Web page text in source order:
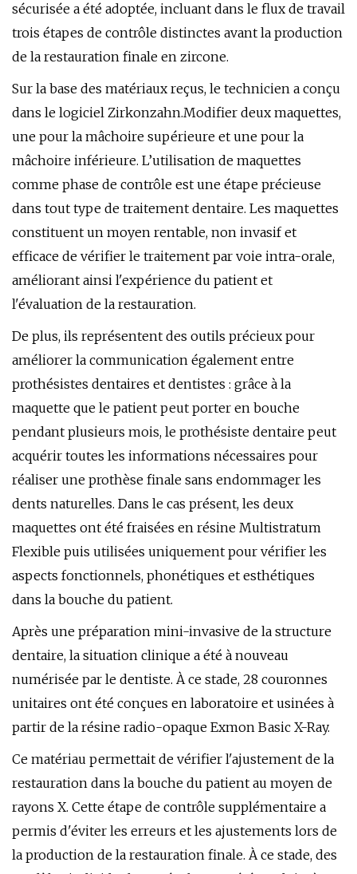
sécurisée a été adoptée, incluant dans le flux de travail
trois étapes de contrôle distinctes avant la production
de la restauration finale en zircone.
Sur la base des matériaux reçus, le technicien a conçu
dans le logiciel Zirkonzahn.Modifier deux maquettes,
une pour la mâchoire supérieure et une pour la
mâchoire inférieure. L’utilisation de maquettes
comme phase de contrôle est une étape précieuse
dans tout type de traitement dentaire. Les maquettes
constituent un moyen rentable, non invasif et
efficace de vérifier le traitement par voie intra-orale,
améliorant ainsi l'expérience du patient et
l'évaluation de la restauration.
De plus, ils représentent des outils précieux pour
améliorer la communication également entre
prothésistes dentaires et dentistes : grâce à la
maquette que le patient peut porter en bouche
pendant plusieurs mois, le prothésiste dentaire peut
acquérir toutes les informations nécessaires pour
réaliser une prothèse finale sans endommager les
dents naturelles. Dans le cas présent, les deux
maquettes ont été fraisées en résine Multistratum
Flexible puis utilisées uniquement pour vérifier les
aspects fonctionnels, phonétiques et esthétiques
dans la bouche du patient.
Après une préparation mini-invasive de la structure
dentaire, la situation clinique a été à nouveau
numérisée par le dentiste. À ce stade, 28 couronnes
unitaires ont été conçues en laboratoire et usinées à
partir de la résine radio-opaque Exmon Basic X-Ray.
Ce matériau permettait de vérifier l'ajustement de la
restauration dans la bouche du patient au moyen de
rayons X. Cette étape de contrôle supplémentaire a
permis d'éviter les erreurs et les ajustements lors de
la production de la restauration finale. À ce stade, des